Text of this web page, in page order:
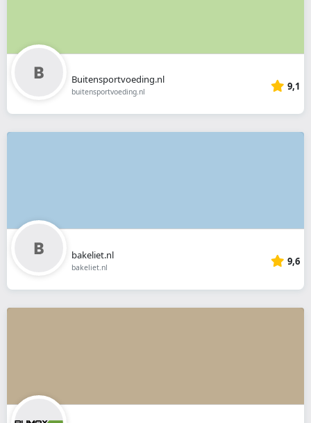
Buitensportvoeding.nl
buitensportvoeding.nl 9,1
bakeliet.nl
bakeliet.nl 9,6